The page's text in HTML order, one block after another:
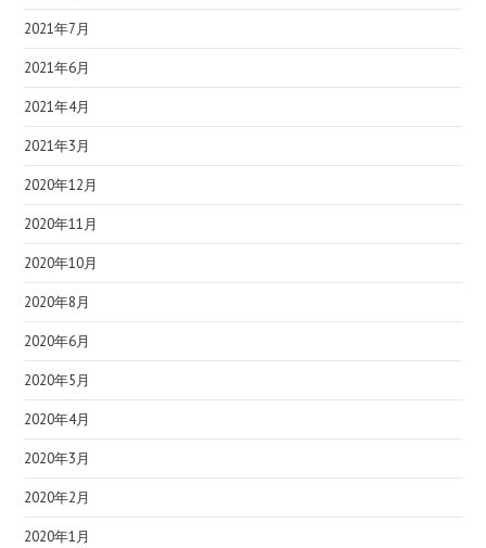
2021年7月
2021年6月
2021年4月
2021年3月
2020年12月
2020年11月
2020年10月
2020年8月
2020年6月
2020年5月
2020年4月
2020年3月
2020年2月
2020年1月